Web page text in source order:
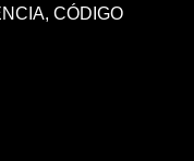
CÓDIGO